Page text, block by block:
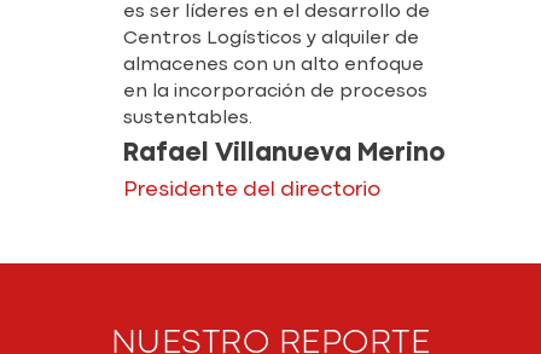
es ser líderes en el desarrollo de
Centros Logísticos y alquiler de
almacenes con un alto enfoque
en la incorporación de procesos
sustentables.
Rafael Villanueva Merino
Presidente del directorio
NUESTRO REPORTE